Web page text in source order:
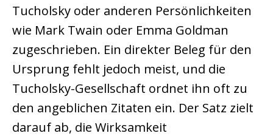
Tucholsky oder anderen Persönlichkeiten
wie Mark Twain oder Emma Goldman
zugeschrieben. Ein direkter Beleg für den
Ursprung fehlt jedoch meist, und die
Tucholsky-Gesellschaft ordnet ihn oft zu
den angeblichen Zitaten ein. Der Satz zielt
darauf ab, die Wirksamkeit